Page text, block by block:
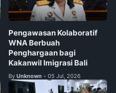
Pengawasan Kolaboratif
WNA Berbuah
Penghargaan bagi
Kakanwil Imigrasi Bali
By Unknown • 05 Jul, 2026